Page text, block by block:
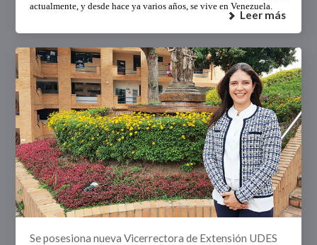
actualmente, y desde hace ya varios años, se vive en Venezuela.
Leer más
Se posesiona nueva Vicerrectora de Extensión UDES